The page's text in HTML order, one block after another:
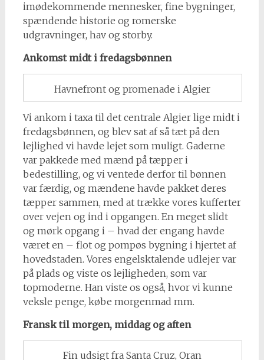
imødekommende mennesker, fine bygninger,
spændende historie og romerske
udgravninger, hav og storby.
Ankomst midt i fredagsbønnen
Havnefront og promenade i Algier
Vi ankom i taxa til det centrale Algier lige midt i
fredagsbønnen, og blev sat af så tæt på den
lejlighed vi havde lejet som muligt. Gaderne
var pakkede med mænd på tæpper i
bedestilling, og vi ventede derfor til bønnen
var færdig, og mændene havde pakket deres
tæpper sammen, med at trække vores kufferter
over vejen og ind i opgangen. En meget slidt
og mørk opgang i – hvad der engang havde
været en – flot og pompøs bygning i hjertet af
hovedstaden. Vores engelsktalende udlejer var
på plads og viste os lejligheden, som var
topmoderne. Han viste os også, hvor vi kunne
veksle penge, købe morgenmad mm.
Fransk til morgen, middag og aften
Fin udsigt fra Santa Cruz, Oran